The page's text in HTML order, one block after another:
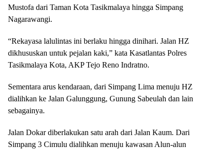
Mustofa dari Taman Kota Tasikmalaya hingga Simpang
Nagarawangi.
“Rekayasa lalulintas ini berlaku hingga dinihari. Jalan HZ
dikhususkan untuk pejalan kaki,” kata Kasatlantas Polres
Tasikmalaya Kota, AKP Tejo Reno Indratno.
Sementara arus kendaraan, dari Simpang Lima menuju HZ
dialihkan ke Jalan Galunggung, Gunung Sabeulah dan lain
sebagainya.
Jalan Dokar diberlakukan satu arah dari Jalan Kaum. Dari
Simpang 3 Cimulu dialihkan menuju kawasan Alun-alun